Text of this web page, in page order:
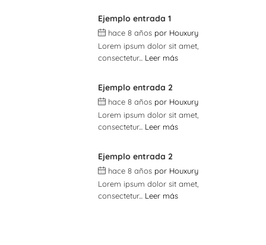
Ejemplo entrada 1
hace 8 años por Houxury
Lorem ipsum dolor sit amet,
consectetur... Leer más
Ejemplo entrada 2
hace 8 años por Houxury
Lorem ipsum dolor sit amet,
consectetur... Leer más
Ejemplo entrada 2
hace 8 años por Houxury
Lorem ipsum dolor sit amet,
consectetur... Leer más